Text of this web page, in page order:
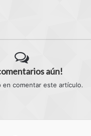
aún!
en comentar este artículo.